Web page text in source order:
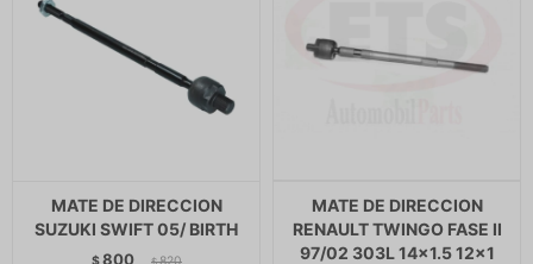
MATE DE DIRECCION
SUZUKI SWIFT 05/ BIRTH
800 $
MATE DE DIRECCION
RENAULT TWINGO FASE II
97/02 303L 14x1.5 12x1